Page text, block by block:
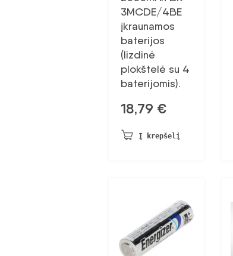
3MCDE/4BE
įkraunamos
baterijos
(lizdinė
plokštelė su 4
baterijomis).
18,79 €
Į krepšelį